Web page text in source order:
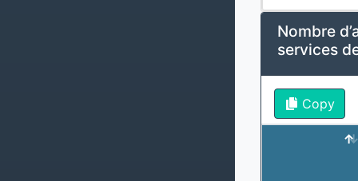
Nombre
services
Copy